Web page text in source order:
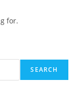
for.
SEARCH